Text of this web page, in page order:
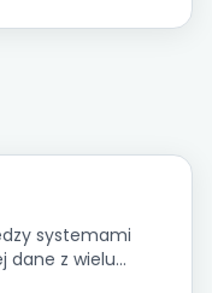
systemami
dane z wielu
i objęte